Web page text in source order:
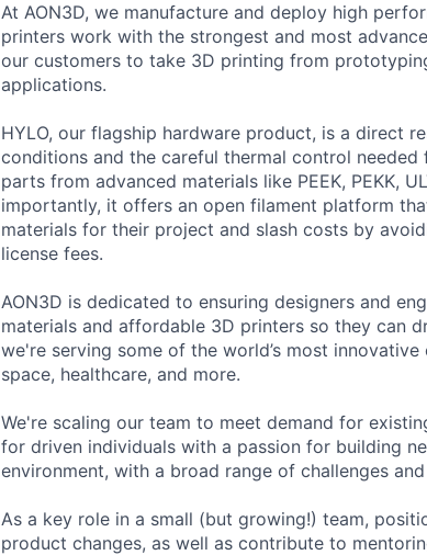
At AON3D, we manufacture and deploy high
printers work with the strongest and most
our customers to take 3D printing from
applications.
HYLO, our flagship hardware product, is a direct
conditions and the careful thermal control
parts from advanced materials like PEEK, PEKK,
importantly, it offers an open filament platform
materials for their project and slash costs by
license fees.
AON3D is dedicated to ensuring designers and
materials and affordable 3D printers so they can
we're serving some of the world’s most
space, healthcare, and more.
We're scaling our team to meet demand for
for driven individuals with a passion for building
environment, with a broad range of challenges and
As a key role in a small (but growing!) team,
product changes, as well as contribute to